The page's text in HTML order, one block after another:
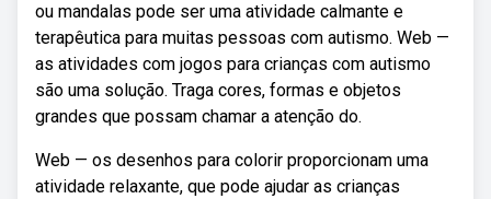
ou mandalas pode ser uma atividade calmante e
terapêutica para muitas pessoas com autismo. Web —
as atividades com jogos para crianças com autismo
são uma solução. Traga cores, formas e objetos
grandes que possam chamar a atenção do.
Web — os desenhos para colorir proporcionam uma
atividade relaxante, que pode ajudar as crianças